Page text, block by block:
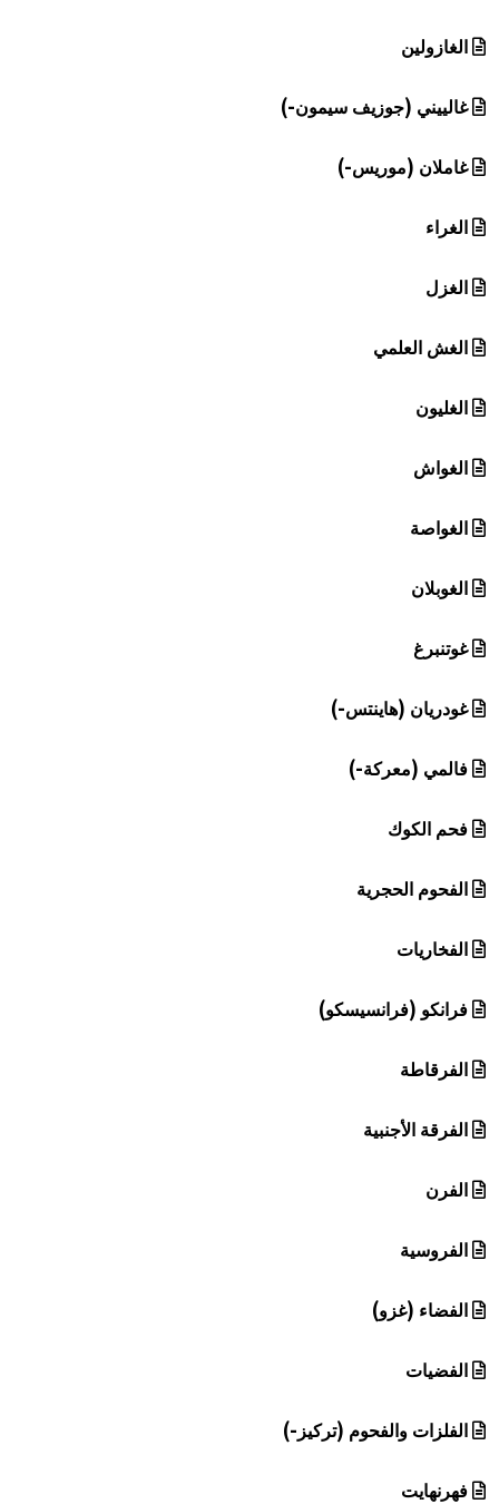
الغازولين
غالييني (جوزيف سيمون-)
غاملان (موريس-)
الغراء
الغزل
الغش العلمي
الغليون
الغواش
الغواصة
الغوبلان
غوتنبرغ
غودريان (هاينتس-)
فالمي (معركة-)
فحم الكوك
الفحوم الحجرية
الفخاريات
فرانكو (فرانسيسكو)
الفرقاطة
الفرقة الأجنبية
الفرن
الفروسية
الفضاء (غزو)
الفضيات
الفلزات والفحوم (تركيز-)
فهرنهايت